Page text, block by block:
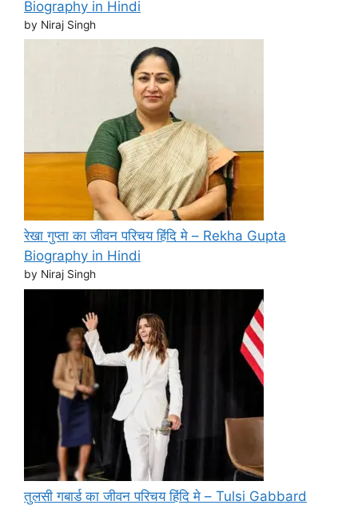
Biography in Hindi
by Niraj Singh
रेखा गुप्ता का जीवन परिचय हिंदि मे – Rekha Gupta
Biography in Hindi
by Niraj Singh
तुलसी गबार्ड का जीवन परिचय हिंदि मे – Tulsi Gabbard